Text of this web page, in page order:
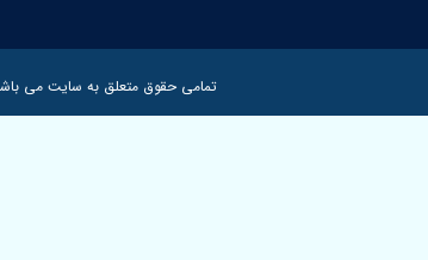
تمامی حقوق متعلق به سایت می